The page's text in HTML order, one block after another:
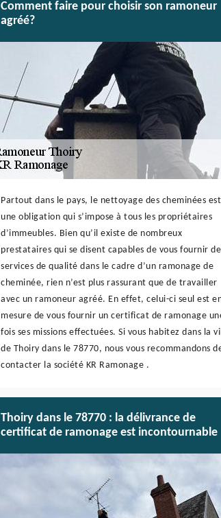
Comment faire pour choisir son ramoneur
agréé?
Partout dans le pays, le nettoyage des cheminées est
une obligation qui s’impose à tous les propriétaires
d’immeubles. Bien qu’il existe de nombreux
prestataires qui se disent capables de vous fournir
services de qualité dans le cadre d’un ramonage de
cheminée, rien n’est plus rassurant que de travailler
avec un ramoneur agréé. En effet, celui-ci seul est
mesure de vous fournir un certificat de ramonage
fois ses missions effectuées. Si vous habitez dans la
de Thoiry dans le 78770, nous vous recommandons
contacter la société KR Ramonage .
Thoiry dans le 78770 : la délivrance de
certificat de ramonage est incontournable